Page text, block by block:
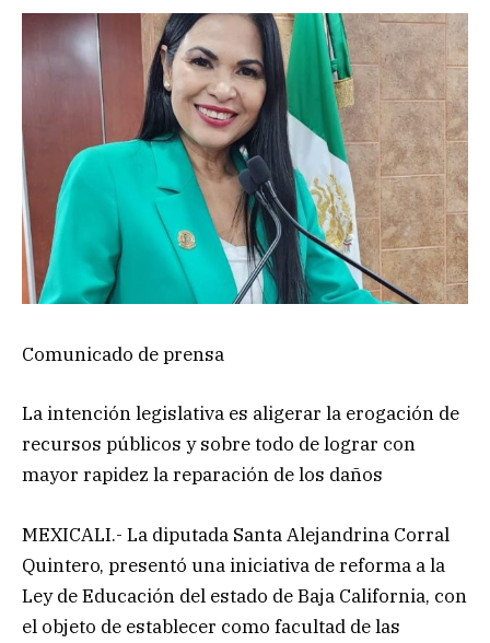
Comunicado de prensa
La intención legislativa es aligerar la erogación de
recursos públicos y sobre todo de lograr con
mayor rapidez la reparación de los daños
MEXICALI.- La diputada Santa Alejandrina Corral
Quintero, presentó una iniciativa de reforma a la
Ley de Educación del estado de Baja California, con
el objeto de establecer como facultad de las